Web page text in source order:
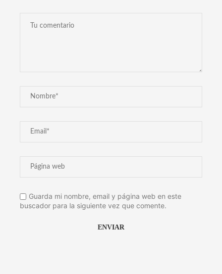
Guarda mi nombre, email y página web en este
buscador para la siguiente vez que comente.